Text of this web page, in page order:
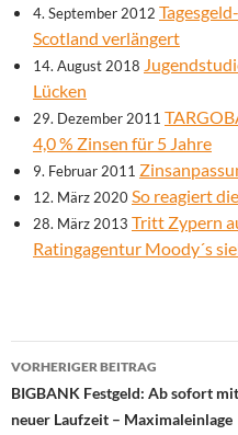
4. September 2012
Scotland verlängert
14. August 2018
Lücken
29. Dezember 2011
4,0 % Zinsen für 5 Jahre
9. Februar 2011
12. März 2020So reagiert
28. März 2013 Tritt Zypern
Ratingagentur Moody´s
Beitrags-
Navigation
VORHERIGER BEITRAG
BIGBANK Festgeld: Ab sofort mit
neuer Laufzeit – Maximaleinlage